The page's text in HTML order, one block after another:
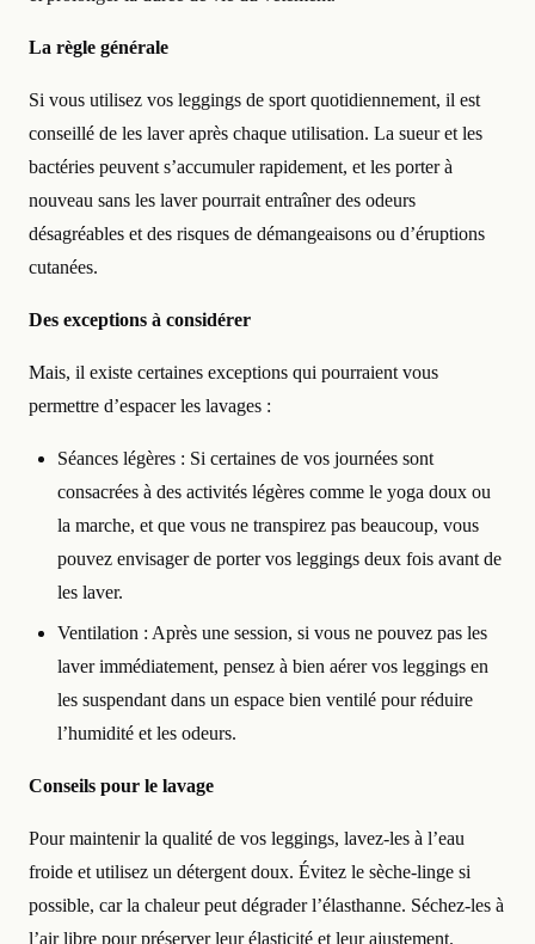
La règle générale
Si vous utilisez vos leggings de sport quotidiennement, il est
conseillé de les laver après chaque utilisation. La sueur et les
bactéries peuvent s’accumuler rapidement, et les porter à
nouveau sans les laver pourrait entraîner des odeurs
désagréables et des risques de démangeaisons ou d’éruptions
cutanées.
Des exceptions à considérer
Mais, il existe certaines exceptions qui pourraient vous
permettre d’espacer les lavages :
Séances légères : Si certaines de vos journées sont
consacrées à des activités légères comme le yoga doux ou
la marche, et que vous ne transpirez pas beaucoup, vous
pouvez envisager de porter vos leggings deux fois avant de
les laver.
Ventilation : Après une session, si vous ne pouvez pas les
laver immédiatement, pensez à bien aérer vos leggings en
les suspendant dans un espace bien ventilé pour réduire
l’humidité et les odeurs.
Conseils pour le lavage
Pour maintenir la qualité de vos leggings, lavez-les à l’eau
froide et utilisez un détergent doux. Évitez le sèche-linge si
possible, car la chaleur peut dégrader l’élasthanne. Séchez-les à
l’air libre pour préserver leur élasticité et leur ajustement.